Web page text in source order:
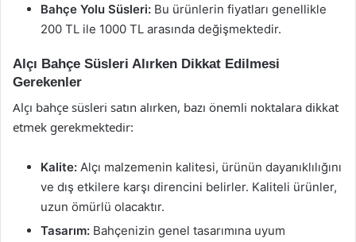
Bahçe Yolu Süsleri: Bu ürünlerin fiyatları genellikle
200 TL ile 1000 TL arasında değişmektedir.
Alçı Bahçe Süsleri Alırken Dikkat Edilmesi
Gerekenler
Alçı bahçe süsleri satın alırken, bazı önemli noktalara dikkat
etmek gerekmektedir:
Kalite: Alçı malzemenin kalitesi, ürünün dayanıklılığını
ve dış etkilere karşı direncini belirler. Kaliteli ürünler,
uzun ömürlü olacaktır.
Tasarım: Bahçenizin genel tasarımına uyum